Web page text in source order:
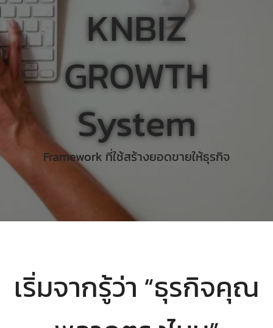
KNBIZ
GROWTH
System
Framework ที่ใช้สร้างยอดขายให้ธุรกิจ
เริ่มจากรู้ว่า “ธุรกิจคุณ